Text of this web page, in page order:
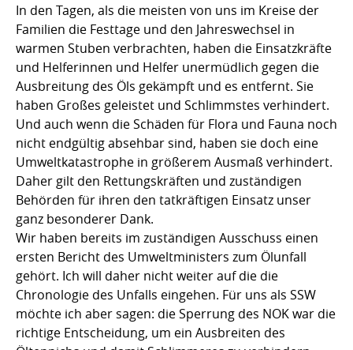
In den Tagen, als die meisten von uns im Kreise der
Familien die Festtage und den Jahreswechsel in
warmen Stuben verbrachten, haben die Einsatzkräfte
und Helferinnen und Helfer unermüdlich gegen die
Ausbreitung des Öls gekämpft und es entfernt. Sie
haben Großes geleistet und Schlimmstes verhindert.
Und auch wenn die Schäden für Flora und Fauna noch
nicht endgültig absehbar sind, haben sie doch eine
Umweltkatastrophe in größerem Ausmaß verhindert.
Daher gilt den Rettungskräften und zuständigen
Behörden für ihren den tatkräftigen Einsatz unser
ganz besonderer Dank.
Wir haben bereits im zuständigen Ausschuss einen
ersten Bericht des Umweltministers zum Ölunfall
gehört. Ich will daher nicht weiter auf die die
Chronologie des Unfalls eingehen. Für uns als SSW
möchte ich aber sagen: die Sperrung des NOK war die
richtige Entscheidung, um ein Ausbreiten des